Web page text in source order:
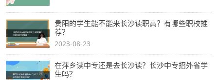
贵阳的学生能不能来长沙读职高？有哪些职校推
荐？
2023-08-23
在萍乡读中专还是去长沙读？长沙中专招外省学
生吗？